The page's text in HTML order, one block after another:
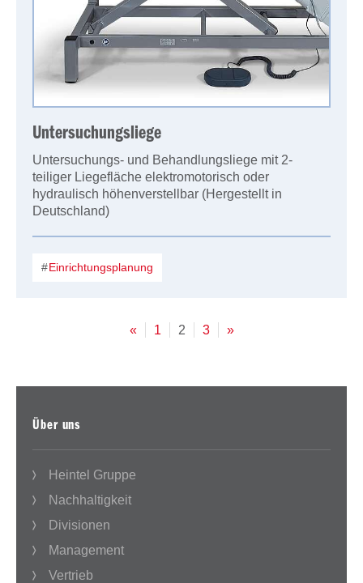
Untersuchungsliege
Untersuchungs- und Behandlungsliege mit 2-
teiliger Liegefläche elektromotorisch oder
hydraulisch höhenverstellbar (Hergestellt in
Deutschland)
Einrichtungsplanung
« 1 2 3 »
Über uns
Heintel Gruppe
Nachhaltigkeit
Divisionen
Management
Vertrieb